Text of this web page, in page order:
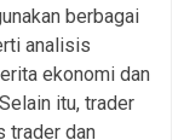
berbagai
analisis
ekonomi dan
itu, trader
trader dan